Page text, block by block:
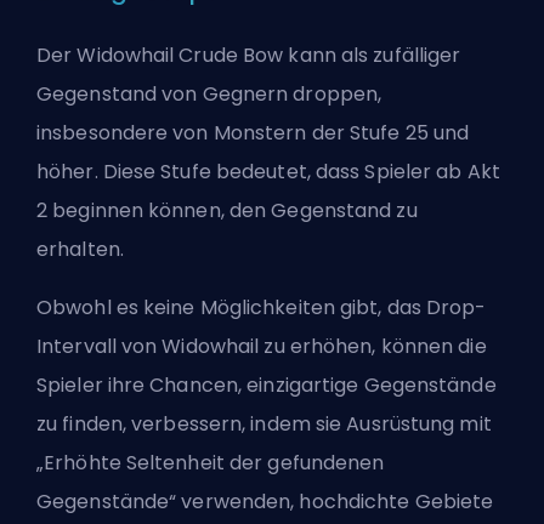
Der Widowhail Crude Bow kann als zufälliger
Gegenstand von Gegnern droppen,
insbesondere von Monstern der Stufe 25 und
höher. Diese Stufe bedeutet, dass Spieler ab Akt
2 beginnen können, den Gegenstand zu
erhalten.
Obwohl es keine Möglichkeiten gibt, das Drop-
Intervall von Widowhail zu erhöhen, können die
Spieler ihre Chancen, einzigartige Gegenstände
zu finden, verbessern, indem sie Ausrüstung mit
„Erhöhte Seltenheit der gefundenen
Gegenstände“ verwenden, hochdichte Gebiete